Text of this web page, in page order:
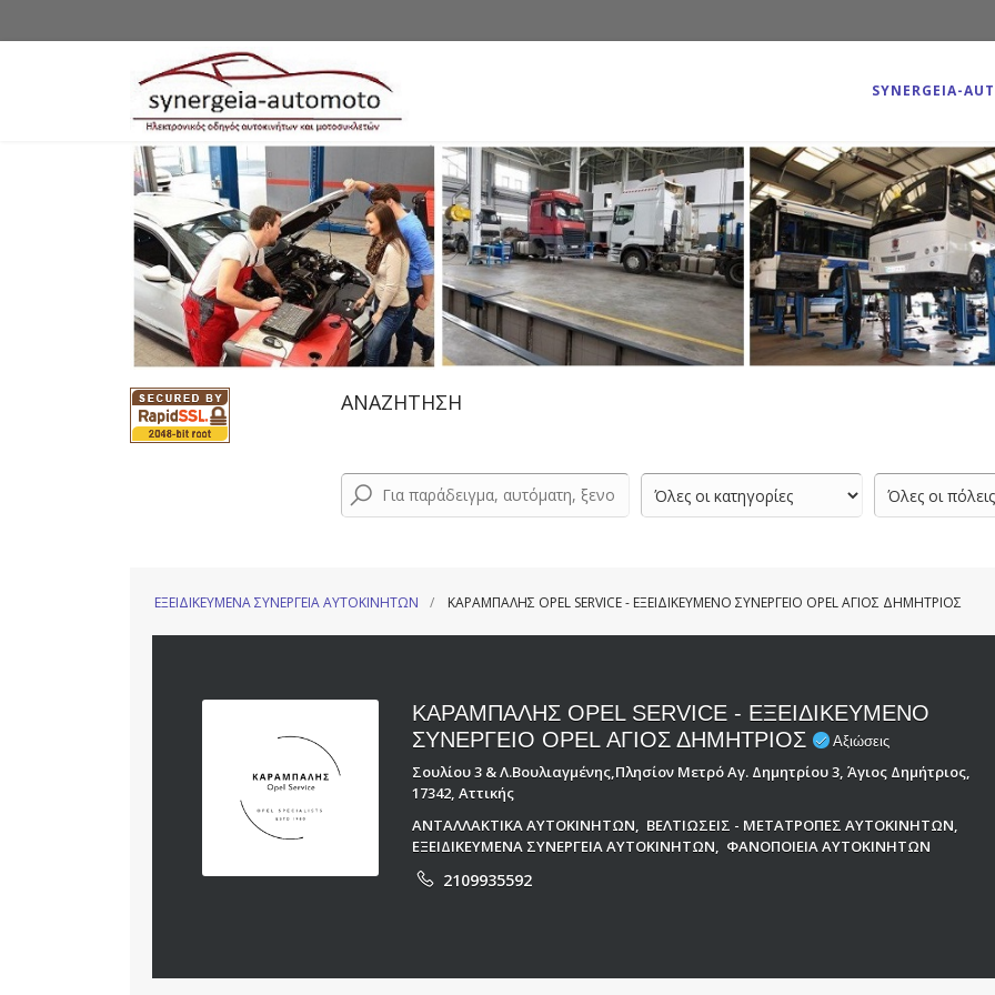
SYNERGEIA-
ΑΝΑΖΗΤΗΣΗ
ΕΞΕΙΔΙΚΕΥΜΕΝΑ ΣΥΝΕΡΓΕΙΑ ΑΥΤΟΚΙΝΗΤΩΝ ΚΑΡΑΜΠΑΛΗΣ OPEL SERVICE - ΕΞΕΙΔΙΚΕΥΜΕΝΟ ΣΥΝΕΡΓΕΙΟ OPEL ΑΓΙΟΣ ΔΗΜΗΤΡΙΟΣ
ΚΑΡΑΜΠΑΛΗΣ OPEL SERVICE - ΕΞΕΙΔΙΚΕΥΜΕΝΟ
ΣΥΝΕΡΓΕΙΟ OPEL ΑΓΙΟΣ ΔΗΜΗΤΡΙΟΣ
Αξιώσεις
Σουλίου 3 & Λ.Βουλιαγμένης,Πλησίον Μετρό Αγ. Δημητρίου 3, Άγιος Δημήτριος,
17342, Αττικής
ΑΝΤΑΛΛΑΚΤΙΚΑ ΑΥΤΟΚΙΝΗΤΩΝ
ΒΕΛΤΙΩΣΕΙΣ - ΜΕΤΑΤΡΟΠΕΣ ΑΥΤΟΚΙΝΗΤΩΝ
ΕΞΕΙΔΙΚΕΥΜΕΝΑ ΣΥΝΕΡΓΕΙΑ ΑΥΤΟΚΙΝΗΤΩΝ
ΦΑΝΟΠΟΙΕΙΑ ΑΥΤΟΚΙΝΗΤΩΝ
2109935592